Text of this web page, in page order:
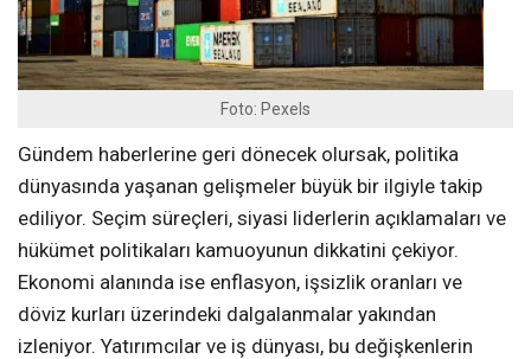
Foto: Pexels
Gündem haberlerine geri dönecek olursak, politika
dünyasında yaşanan gelişmeler büyük bir ilgiyle takip
ediliyor. Seçim süreçleri, siyasi liderlerin açıklamaları ve
hükümet politikaları kamuoyunun dikkatini çekiyor.
Ekonomi alanında ise enflasyon, işsizlik oranları ve
döviz kurları üzerindeki dalgalanmalar yakından
izleniyor. Yatırımcılar ve iş dünyası, bu değişkenlerin